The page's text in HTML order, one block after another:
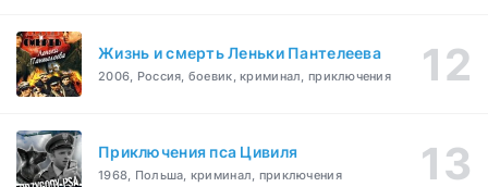
Жизнь и смерть Леньки Пантелеева
2006, Россия, боевик, криминал, приключения
Приключения пса Цивиля
1968, Польша, криминал, приключения